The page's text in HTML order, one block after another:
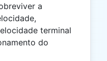
a
terminal
do